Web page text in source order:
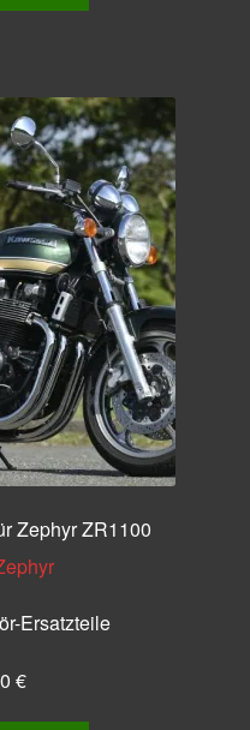
Zephyr ZR1100
Ersatzteile
€